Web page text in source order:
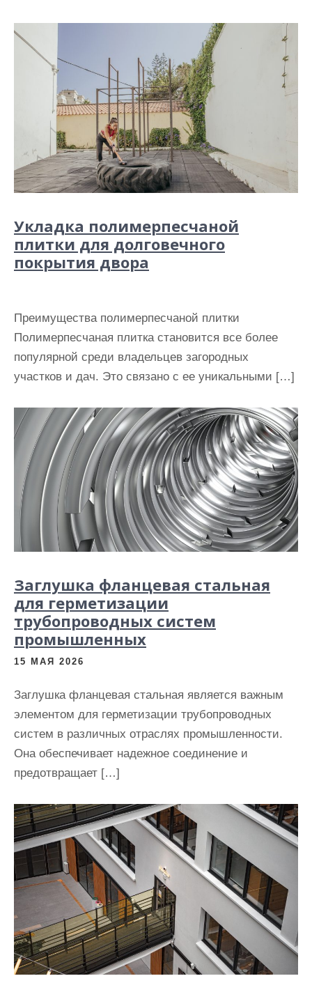
Укладка полимерпесчаной
плитки для долговечного
покрытия двора
Преимущества полимерпесчаной плитки
Полимерпесчаная плитка становится все более
популярной среди владельцев загородных
участков и дач. Это связано с ее уникальными […]
Заглушка фланцевая стальная
для герметизации
трубопроводных систем
промышленных
15 МАЯ 2026
Заглушка фланцевая стальная является важным
элементом для герметизации трубопроводных
систем в различных отраслях промышленности.
Она обеспечивает надежное соединение и
предотвращает […]